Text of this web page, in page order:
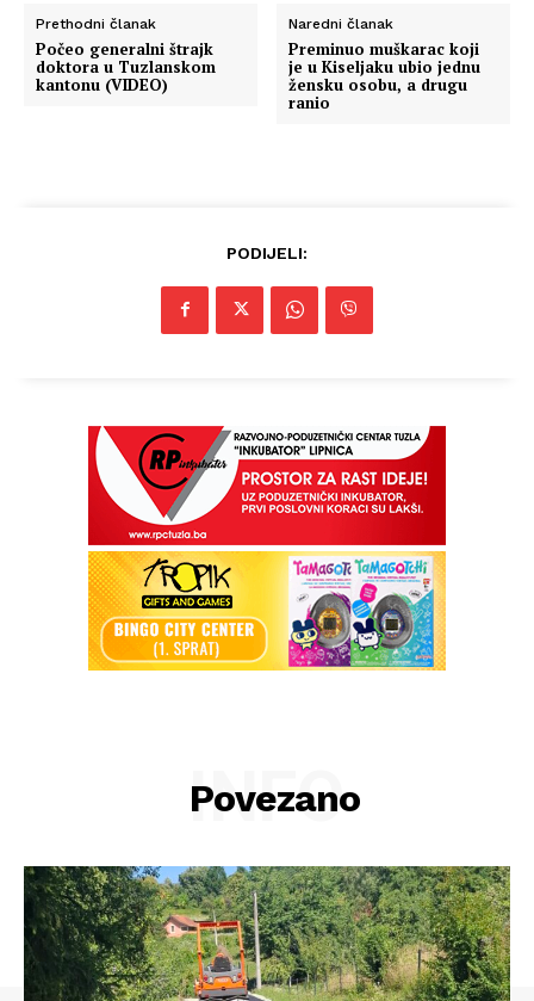
Prethodni članak
Počeo generalni štrajk
doktora u Tuzlanskom
kantonu (VIDEO)
Naredni članak
Preminuo muškarac koji
je u Kiseljaku ubio jednu
žensku osobu, a drugu
ranio
PODIJELI:
Povezano
INFO